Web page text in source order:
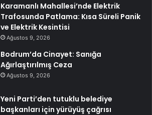
Karamanlı Mahallesi’nde Elektrik
Trafosunda Patlama: Kısa Süreli Panik
ve Elektrik Kesintisi
Ağustos 9, 2026
Bodrum’da Cinayet: Sanığa
Ağırlaştırılmış Ceza
Ağustos 9, 2026
Yeni Parti’den tutuklu belediye
başkanları için yürüyüş çağrısı